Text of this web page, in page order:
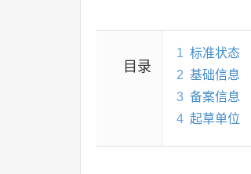
目录
1 标准状态
2 基础信息
3 备案信息
4 起草单位